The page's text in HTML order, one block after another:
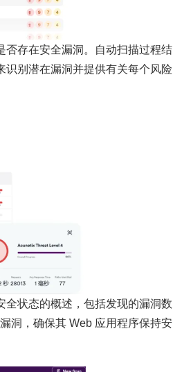
否存在安全漏洞。自动扫描过程结
识别潜在漏洞并提供有关每个风险
全状态的概述，包括发现的漏洞数
洞，确保其 Web 应用程序保持安